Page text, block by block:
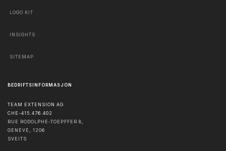
LOGO KIT
INSIGHTS
SITEMAP
BEDRIFTSINFORMASJON
TEAM EXTENSION AG
CHE-415.476.402
RUE RODOLPHE-TOEPFFER 8,
GENÈVE , 1206
SVEITS